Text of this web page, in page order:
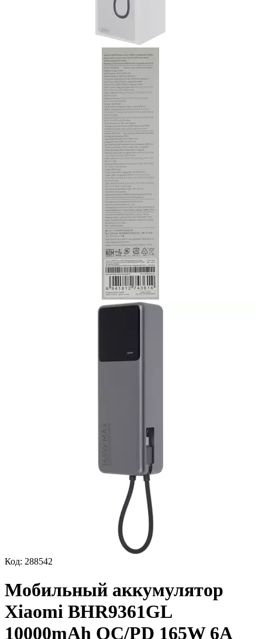
Код: 288542
Мобильный аккумулятор
Xiaomi BHR9361GL
10000mAh QC/PD 165W 6A